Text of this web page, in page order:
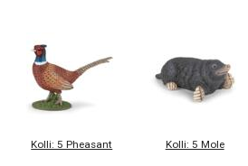
Kolli: 5 Pheasant Kolli: 5 Mole